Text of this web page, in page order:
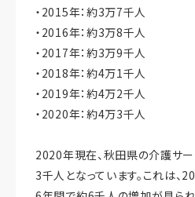
・2015年：約3万7千人
・2016年：約3万8千人
・2017年：約3万9千人
・2018年：約4万1千人
・2019年：約4万2千人
・2020年：約4万3千人
2020年現在、秋田県の介護サ
3千人となっています。これは